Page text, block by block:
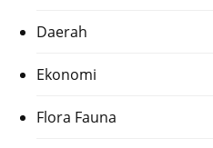
Daerah
Ekonomi
Flora Fauna